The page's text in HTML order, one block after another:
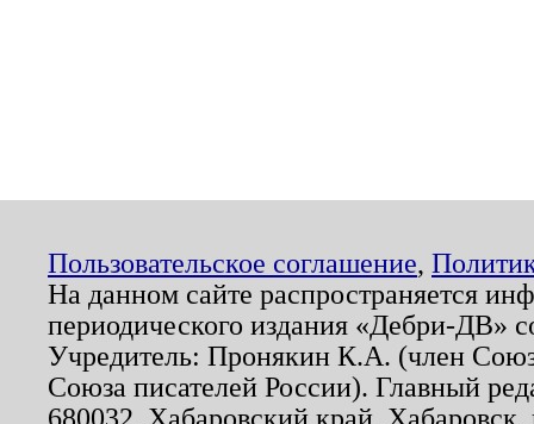
Пользовательское соглашение,
На данном сайте распространяется
периодического издания «Дебри-ДВ»
Учредитель: Пронякин К.А. (член
Союза писателей России). Главный
680032, Хабаровский край,